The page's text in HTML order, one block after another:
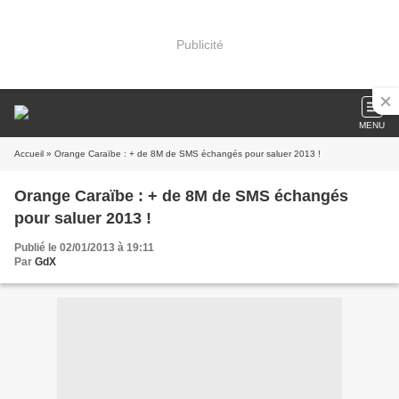
Publicité
MENU
Accueil » Orange Caraïbe : + de 8M de SMS échangés pour saluer 2013 !
Orange Caraïbe : + de 8M de SMS échangés
pour saluer 2013 !
Publié le 02/01/2013 à 19:11
Par GdX